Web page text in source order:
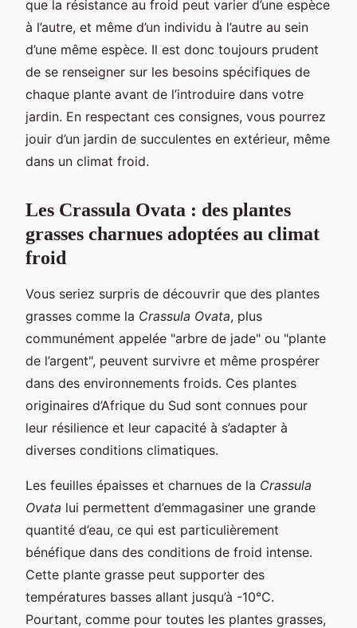
que la résistance au froid peut varier d’une espèce
à l’autre, et même d’un individu à l’autre au sein
d’une même espèce. Il est donc toujours prudent
de se renseigner sur les besoins spécifiques de
chaque plante avant de l’introduire dans votre
jardin. En respectant ces consignes, vous pourrez
jouir d’un jardin de succulentes en extérieur, même
dans un climat froid.
Les Crassula Ovata : des plantes
grasses charnues adoptées au climat
froid
Vous seriez surpris de découvrir que des plantes
grasses comme la Crassula Ovata, plus
communément appelée "arbre de jade" ou "plante
de l’argent", peuvent survivre et même prospérer
dans des environnements froids. Ces plantes
originaires d’Afrique du Sud sont connues pour
leur résilience et leur capacité à s’adapter à
diverses conditions climatiques.
Les feuilles épaisses et charnues de la Crassula
Ovata lui permettent d’emmagasiner une grande
quantité d’eau, ce qui est particulièrement
bénéfique dans des conditions de froid intense.
Cette plante grasse peut supporter des
températures basses allant jusqu’à -10°C.
Pourtant, comme pour toutes les plantes grasses,